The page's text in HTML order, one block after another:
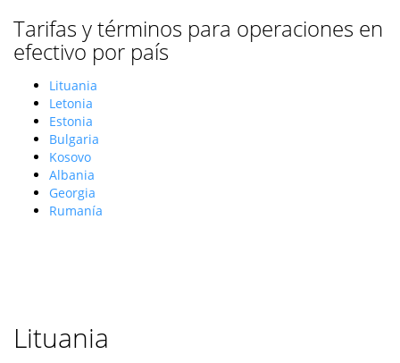
Tarifas y términos para operaciones en
efectivo por país
Lituania
Letonia
Estonia
Bulgaria
Kosovo
Albania
Georgia
Rumanía
Lituania